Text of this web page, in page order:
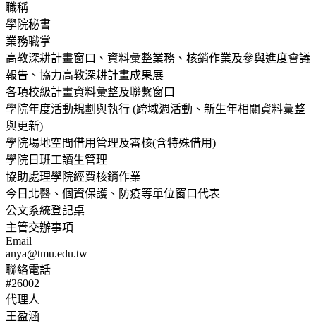
職稱
學院秘書
業務職掌
高教深耕計畫窗口、資料彙整業務、核銷作業及參與進度會議
報告、協力高教深耕計畫成果展
各項校級計畫資料彙整及聯繫窗口
學院年度活動規劃與執行 (跨域週活動、新生年相關資料彙整
與更新)
學院場地空間借用管理及審核(含特殊借用)
學院日班工讀生管理
協助處理學院經費核銷作業
今日北醫、個資保護、防疫等單位窗口代表
公文系統登記桌
主管交辦事項
Email
anya@tmu.edu.tw
聯絡電話
#26002
代理人
王盈涵